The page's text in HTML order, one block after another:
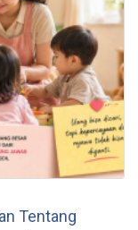
Tentang